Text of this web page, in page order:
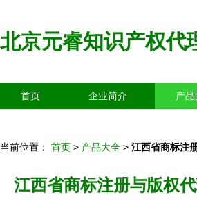
北京元睿知识产权代
首页 企业简介 产品
当前位置： 首页 > 产品大全 > 江西省商标注
江西省商标注册与版权